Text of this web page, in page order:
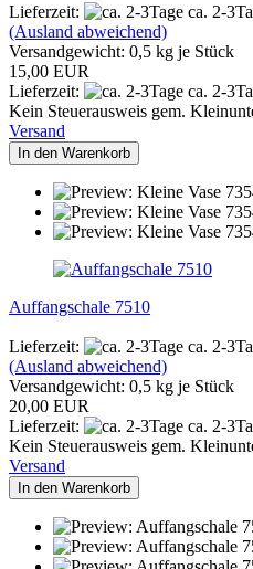
Lieferzeit:
ca. 2-
(Ausland abweichend)
Versandgewicht: 0,5 kg je Stück
15,00 EUR
Lieferzeit:
ca. 2-
Kein Steuerausweis gem.
Versand
In den Warenkorb
Auffangschale 7510
Lieferzeit:
ca. 2-
(Ausland abweichend)
Versandgewicht: 0,5 kg je Stück
20,00 EUR
Lieferzeit:
ca. 2-
Kein Steuerausweis gem.
Versand
In den Warenkorb